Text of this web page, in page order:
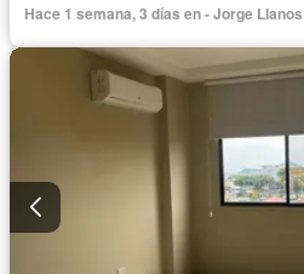
Agua
Patio Área para niños
Parrilla
Garita de guardianía
Hace 1 semana, 3 días en - Jorge Llanos